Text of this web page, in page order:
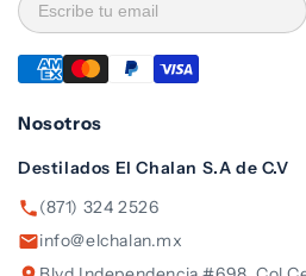
Nosotros
Destilados El Chalan S.A de C.V
(871) 324 2526
info@elchalan.mx